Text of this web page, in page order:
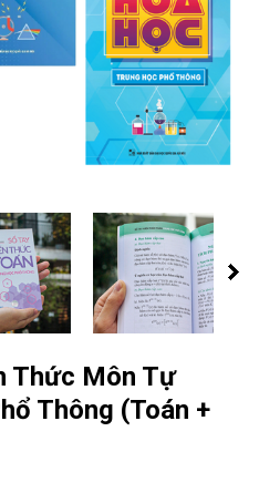
Thức Môn Tự
Thông (Toán +